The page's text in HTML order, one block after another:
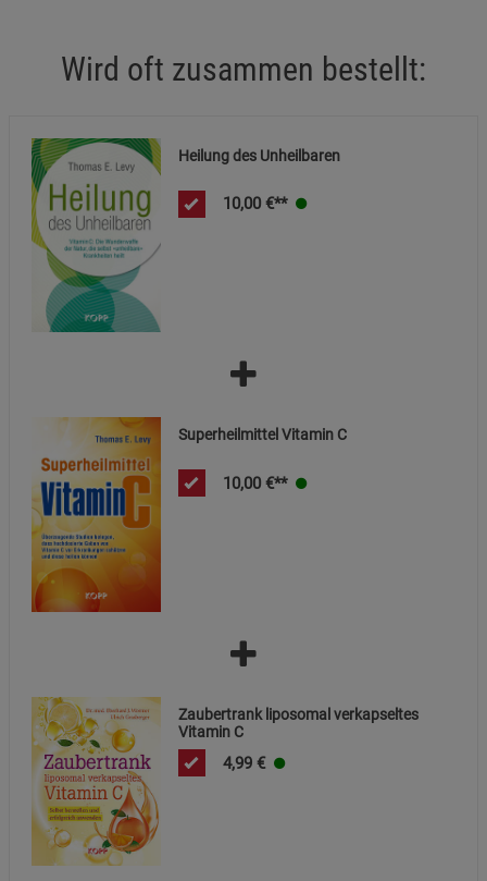
Wird oft zusammen bestellt:
Heilung des Unheilbaren
10,00 €**
Superheilmittel Vitamin C
10,00 €**
Zaubertrank liposomal verkapseltes
Vitamin C
4,99 €
Beschreibung Marketing Cookies